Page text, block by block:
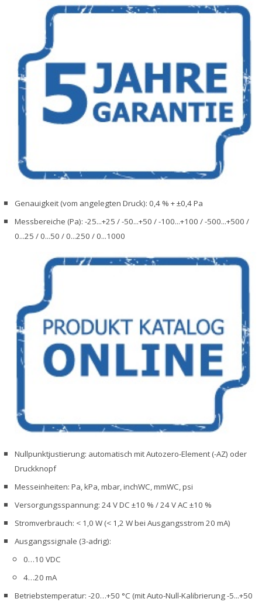
Genauigkeit (vom angelegten Druck): 0,4 % + ±0,4 Pa
Messbereiche (Pa): -25...+25 / -50...+50 / -100...+100 / -500...+500 /
0...25 / 0...50 / 0...250 / 0...1000
Nullpunktjustierung: automatisch mit Autozero-Element (-AZ) oder
Druckknopf
Messeinheiten: Pa, kPa, mbar, inchWC, mmWC, psi
Versorgungsspannung: 24 V DC ±10 % / 24 V AC ±10 %
Stromverbrauch: < 1,0 W (< 1,2 W bei Ausgangsstrom 20 mA)
Ausgangssignale (3-adrig):
0…10 VDC
4…20 mA
Betriebstemperatur: -20…+50 °C (mit Auto-Null-Kalibrierung -5...+50